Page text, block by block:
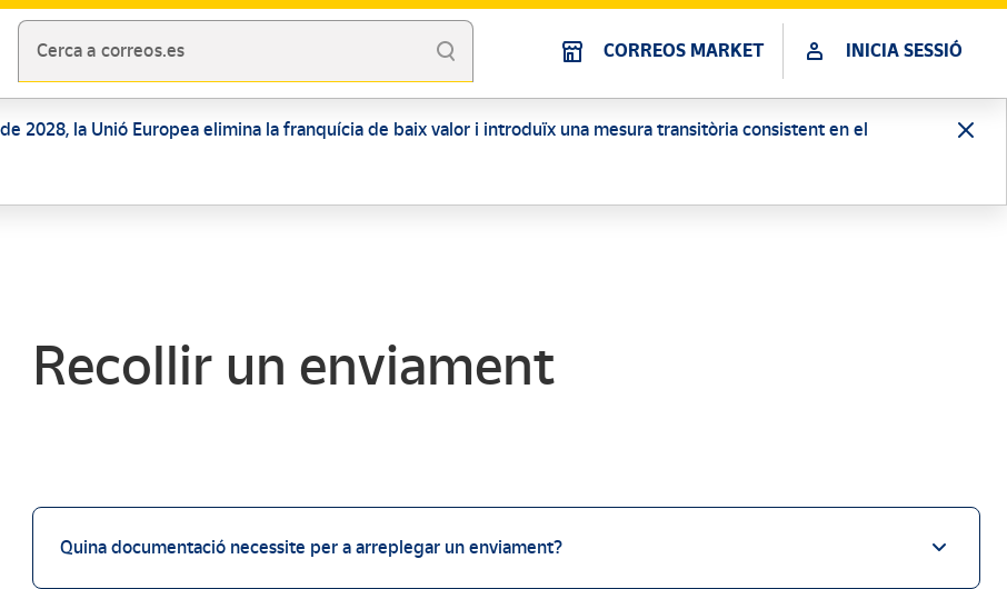
Cerca a correos.es CORREOS MARKET INICIA SESSIÓ
2028, la Unió Europea elimina la franquícia de baix valor i introduïx una mesura transitòria consistent en el
Recollir un enviament
Quina documentació necessite per a arreplegar un enviament?